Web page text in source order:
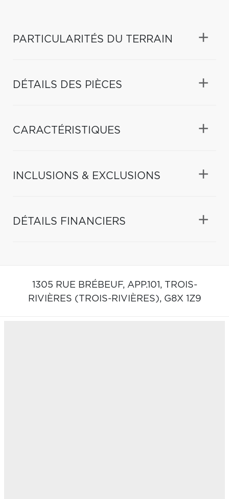
PARTICULARITÉS DU TERRAIN
DÉTAILS DES PIÈCES
CARACTÉRISTIQUES
INCLUSIONS & EXCLUSIONS
DÉTAILS FINANCIERS
1305 RUE BRÉBEUF, APP.101, TROIS-
RIVIÈRES (TROIS-RIVIÈRES), G8X 1Z9